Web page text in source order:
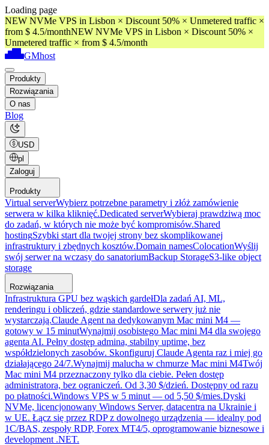
Loading page
NEW NVMe VPS in Lisbon × Discount 50% × Unmetered traffic ×
from $ 4.5/monthNEW NVMe VPS in Lisbon × Discount 50% ×
Unmetered traffic × from $ 4.5/month
GMhost
Produkty
Rozwiązania
O nas
Blog
USD
pl
Zaloguj
Produkty
Virtual serverWybierz potrzebne parametry i złóż zamówienie
serwera w kilka kliknięć.Dedicated serverWybieraj prawdziwą moc
do zadań, w których nie może być kompromisów.Shared
hostingSzybki start dla twojej strony bez skomplikowanej
infrastruktury i zbędnych kosztów.Domain namesColocationWyślij
swój serwer na wczasy do sanatoriumBackup StorageS3-like object
storage
Rozwiązania
Infrastruktura GPU bez wąskich gardełDla zadań AI, ML,
renderingu i obliczeń, gdzie standardowe serwery już nie
wystarczają.Claude Agent na dedykowanym Mac mini M4 —
gotowy w 15 minutWynajmij osobistego Mac mini M4 dla swojego
agenta AI. Pełny dostęp admina, stabilny uptime, bez
współdzielonych zasobów. Skonfiguruj Claude Agenta raz i miej go
działającego 24/7.Wynajmij malucha w chmurze Mac mini M4Twój
Mac mini M4 przeznaczony tylko dla ciebie. Pełen dostęp
administratora, bez ograniczeń. Od 3,30 $/dzień. Dostępny od razu
po płatności.Windows VPS w 5 minut — od 5,50 $/mies.Dyski
NVMe, licencjonowany Windows Server, datacentra na Ukrainie i
w UE. Łącz się przez RDP z dowolnego urządzenia — idealny pod
1C/BAS, zespoły RDP, Forex MT4/5, oprogramowanie biznesowe i
development .NET.